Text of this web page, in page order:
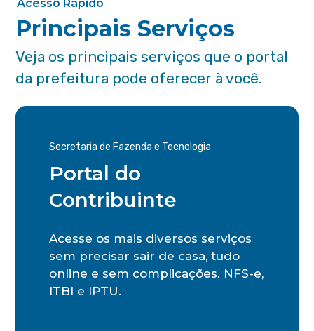
Acesso Rápido
Principais Serviços
Veja os principais serviços que o portal
da prefeitura pode oferecer à você.
Secretaria de Fazenda e Tecnologia
Portal do
Contribuinte
Acesse os mais diversos serviços
sem precisar sair de casa, tudo
online e sem complicações. NFS-e,
ITBI e IPTU.